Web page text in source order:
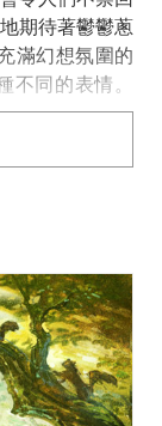
期待著鬱鬱蔥
滿幻想氛圍的
不同的表情。
神怡的綠色，
人吞噬的可怕
家送上描繪了